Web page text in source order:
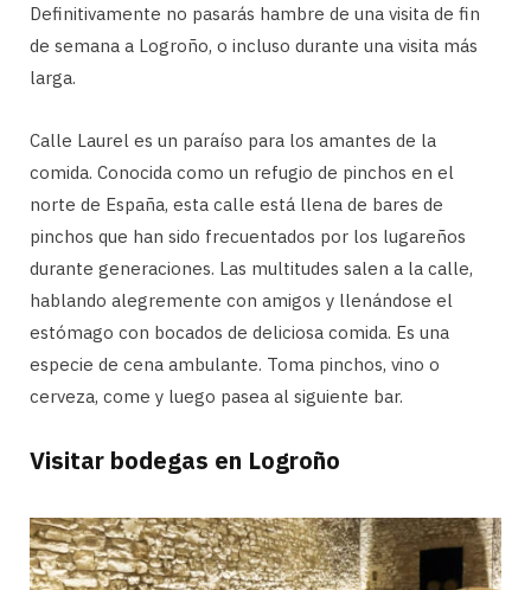
Definitivamente no pasarás hambre de una visita de fin
de semana a Logroño, o incluso durante una visita más
larga.
Calle Laurel es un paraíso para los amantes de la
comida. Conocida como un refugio de pinchos en el
norte de España, esta calle está llena de bares de
pinchos que han sido frecuentados por los lugareños
durante generaciones. Las multitudes salen a la calle,
hablando alegremente con amigos y llenándose el
estómago con bocados de deliciosa comida. Es una
especie de cena ambulante. Toma pinchos, vino o
cerveza, come y luego pasea al siguiente bar.
Visitar bodegas en Logroño